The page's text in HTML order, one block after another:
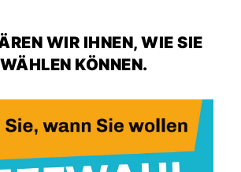
WIR IHNEN, WIE SIE
KÖNNEN.